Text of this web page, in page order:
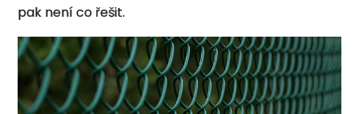
pak není co řešit.